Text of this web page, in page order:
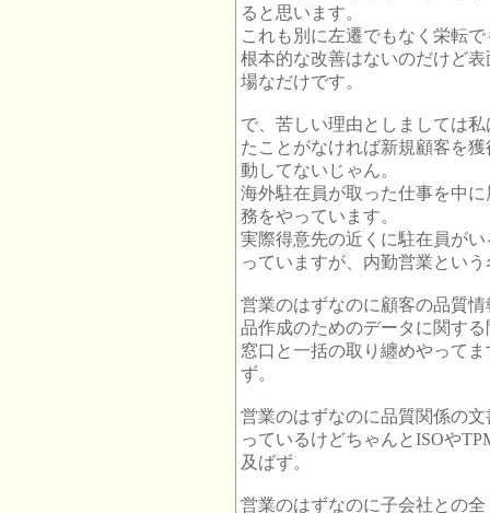
ると思います。
これも別に左遷でもなく栄転
根本的な改善はないのだけど
場なだけです。
で、苦しい理由としましては
たことがなければ新規顧客を
動してないじゃん。
海外駐在員が取った仕事を中
務をやっています。
実際得意先の近くに駐在員が
っていますが、内勤営業とい
営業のはずなのに顧客の品質
品作成のためのデータに関す
窓口と一括の取り纏めやって
ず。
営業のはずなのに品質関係の
っているけどちゃんとISOや
及ばず。
営業のはずなのに子会社との